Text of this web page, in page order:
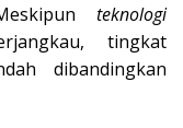
teknologi
tingkat
dibandingkan